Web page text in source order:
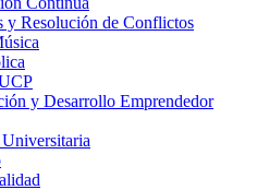
y Resolución de Conflictos
y Desarrollo Emprendedor